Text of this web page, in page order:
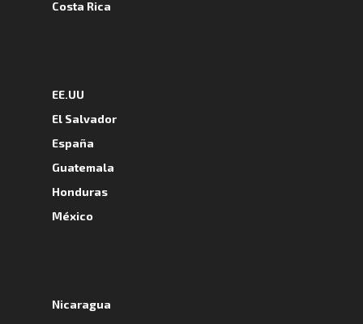
Costa Rica
EE.UU
El Salvador
España
Guatemala
Honduras
México
Nicaragua